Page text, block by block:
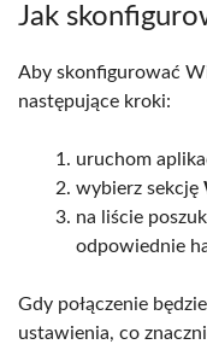
Jak
Aby skonfigurować
następujące kroki:
uruchom
wybierz sekcję
na liście
odpowiednie
Gdy połączenie
ustawienia, co